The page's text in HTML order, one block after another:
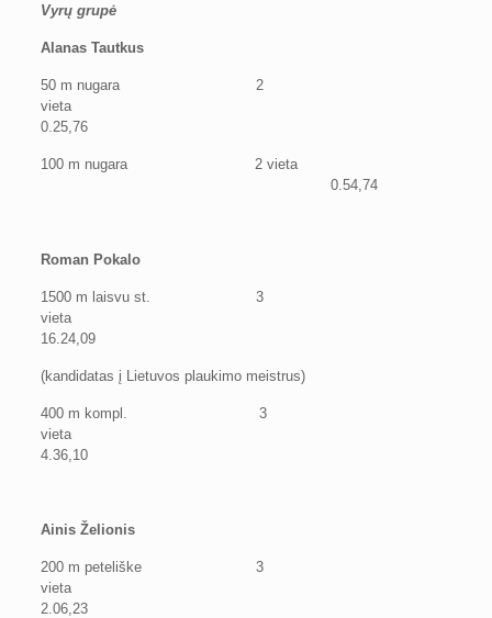
Vyrų grupė
Alanas Tautkus
50 m nugara 2
vieta
0.25,76
100 m nugara 2 vieta
0.54,74
Roman Pokalo
1500 m laisvu st. 3
vieta
16.24,09
(kandidatas į Lietuvos plaukimo meistrus)
400 m kompl. 3
vieta
4.36,10
Ainis Želionis
200 m peteliške 3
vieta
2.06,23